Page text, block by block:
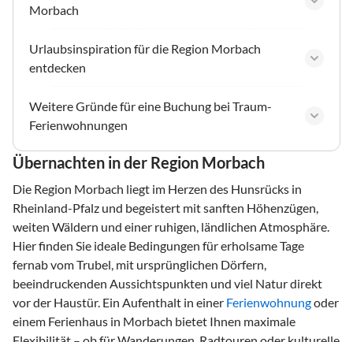
Morbach
Urlaubsinspiration für die Region Morbach
entdecken
Weitere Gründe für eine Buchung bei Traum-
Ferienwohnungen
Übernachten in der Region Morbach
Die Region Morbach liegt im Herzen des Hunsrücks in
Rheinland-Pfalz und begeistert mit sanften Höhenzügen,
weiten Wäldern und einer ruhigen, ländlichen Atmosphäre.
Hier finden Sie ideale Bedingungen für erholsame Tage
fernab vom Trubel, mit ursprünglichen Dörfern,
beeindruckenden Aussichtspunkten und viel Natur direkt
vor der Haustür. Ein Aufenthalt in einer Ferienwohnungoder
einem Ferienhaus in Morbach bietet Ihnen maximale